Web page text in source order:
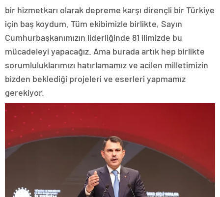
bir hizmetkarı olarak depreme karşı dirençli bir Türkiye
için baş koydum. Tüm ekibimizle birlikte, Sayın
Cumhurbaşkanımızın liderliğinde 81 ilimizde bu
mücadeleyi yapacağız. Ama burada artık hep birlikte
sorumluluklarımızı hatırlamamız ve acilen milletimizin
bizden beklediği projeleri ve eserleri yapmamız
gerekiyor.